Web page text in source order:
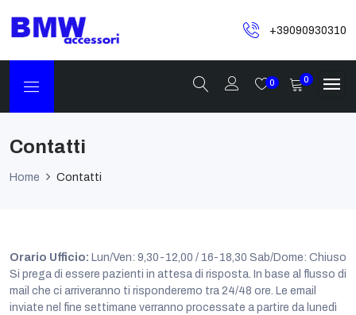
+39090930310
0 0
Contatti
Home Contatti
Orario Ufficio: Lun/Ven: 9,30-12,00 / 16-18,30 Sab/Dome: Chiuso
Si prega di essere pazienti in attesa di risposta. In base al flusso di
mail che ci arriveranno ti risponderemo tra 24/48 ore. Le email
inviate nel fine settimane verranno processate a partire da lunedì